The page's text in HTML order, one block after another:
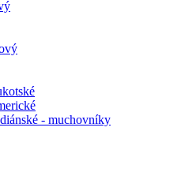
- muchovníky